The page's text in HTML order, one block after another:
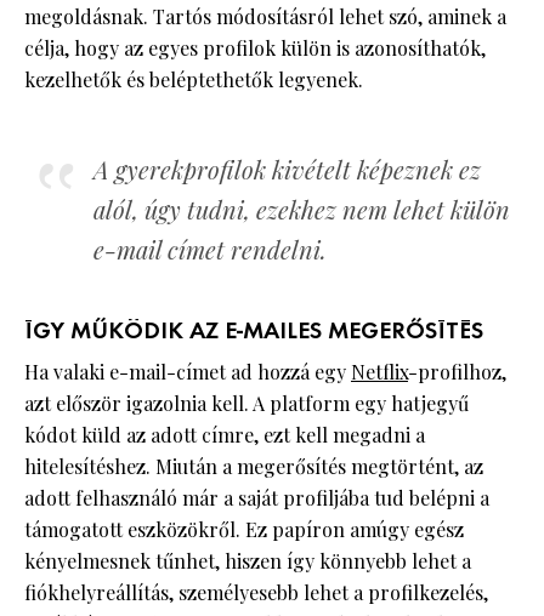
megoldásnak. Tartós módosításról lehet szó, aminek a
célja, hogy az egyes profilok külön is azonosíthatók,
kezelhetők és beléptethetők legyenek.
A gyerekprofilok kivételt képeznek ez
alól, úgy tudni, ezekhez nem lehet külön
e-mail címet rendelni.
ÍGY MŰKÖDIK AZ E-MAILES MEGERŐSÍTÉS
Ha valaki e-mail-címet ad hozzá egy Netflix-profilhoz,
azt először igazolnia kell. A platform egy hatjegyű
kódot küld az adott címre, ezt kell megadni a
hitelesítéshez. Miután a megerősítés megtörtént, az
adott felhasználó már a saját profiljába tud belépni a
támogatott eszközökről. Ez papíron amúgy egész
kényelmesnek tűnhet, hiszen így könnyebb lehet a
fiókhelyreállítás, személyesebb lehet a profilkezelés,